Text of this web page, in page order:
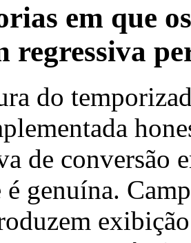
em que
regressiva
do
de conversão
é genuína.